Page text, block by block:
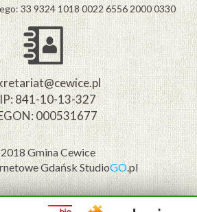
33 9324 1018 0022 6556 2000 0330
841-10-13-327
000531677
Gmina Cewice
GdańskStudioGO.pl